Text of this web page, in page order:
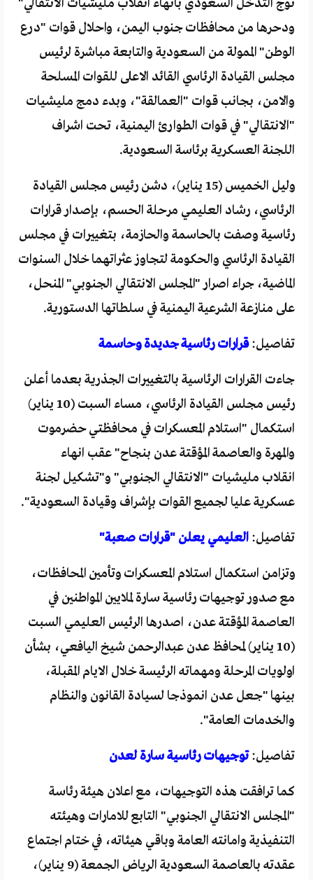
ودحرها من محافظات جنوب اليمن، واحلال قوات "درع
الوطن" الممولة من السعودية والتابعة مباشرة لرئيس
مجلس القيادة الرئاسي القائد الاعلى للقوات المسلحة
والامن، بجانب قوات "العمالقة"، وبدء دمج مليشيات
"الانتقالي" في قوات الطوارئ اليمنية، تحت اشراف
اللجنة العسكرية برئاسة السعودية.
وليل الخميس (15 يناير)، دشن رئيس مجلس القيادة
الرئاسي، رشاد العليمي مرحلة الحسم، بإصدار قرارات
رئاسية وصفت بالحاسمة والحازمة، بتغييرات في مجلس
القيادة الرئاسي والحكومة لتجاوز عثراتهما خلال السنوات
الماضية، جراء اصرار "المجلس الانتقالي الجنوبي" المنحل،
على منازعة الشرعية اليمنية في سلطاتها الدستورية.
تفاصيل:قرارات رئاسية جديدة وحاسمة
جاءت القرارات الرئاسية بالتغييرات الجذرية بعدما أعلن
رئيس مجلس القيادة الرئاسي، مساء السبت (10 يناير)
استكمال "استلام المعسكرات في محافظتي حضرموت
والمهرة والعاصمة المؤقتة عدن بنجاح" عقب انهاء
انقلاب مليشيات "الانتقالي الجنوبي" و"تشكيل لجنة
عسكرية عليا لجميع القوات بإشراف وقيادة السعودية".
تفاصيل: العليمي يعلن "قرارات صعبة"
وتزامن استكمال استلام المعسكرات وتأمين المحافظات،
مع صدور توجيهات رئاسية سارة لملايين المواطنين في
العاصمة المؤقتة عدن، اصدرها الرئيس العليمي السبت
(10 يناير) لمحافظ عدن عبدالرحمن شيخ اليافعي، بشأن
اولويات المرحلة ومهماته الرئيسة خلال الايام المقبلة،
بينها "جعل عدن انموذجا لسيادة القانون والنظام
والخدمات العامة".
تفاصيل:توجيهات رئاسية سارة لعدن
كما ترافقت هذه التوجيهات، مع اعلان هيئة رئاسة
"المجلس الانتقالي الجنوبي" التابع للامارات وهيئته
التنفيذية وامانته العامة وباقي هيئاته، في ختام اجتماع
عقدته بالعاصمة السعودية الرياض الجمعة (9 يناير)،